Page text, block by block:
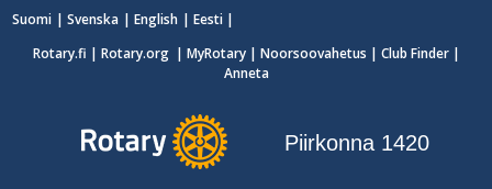
Suomi Svenska English
Eesti
Rotary.fi | Rotary.org | MyRotary| Noorsoovahetus | Club Finder|
Anneta
Piirkonna 1420